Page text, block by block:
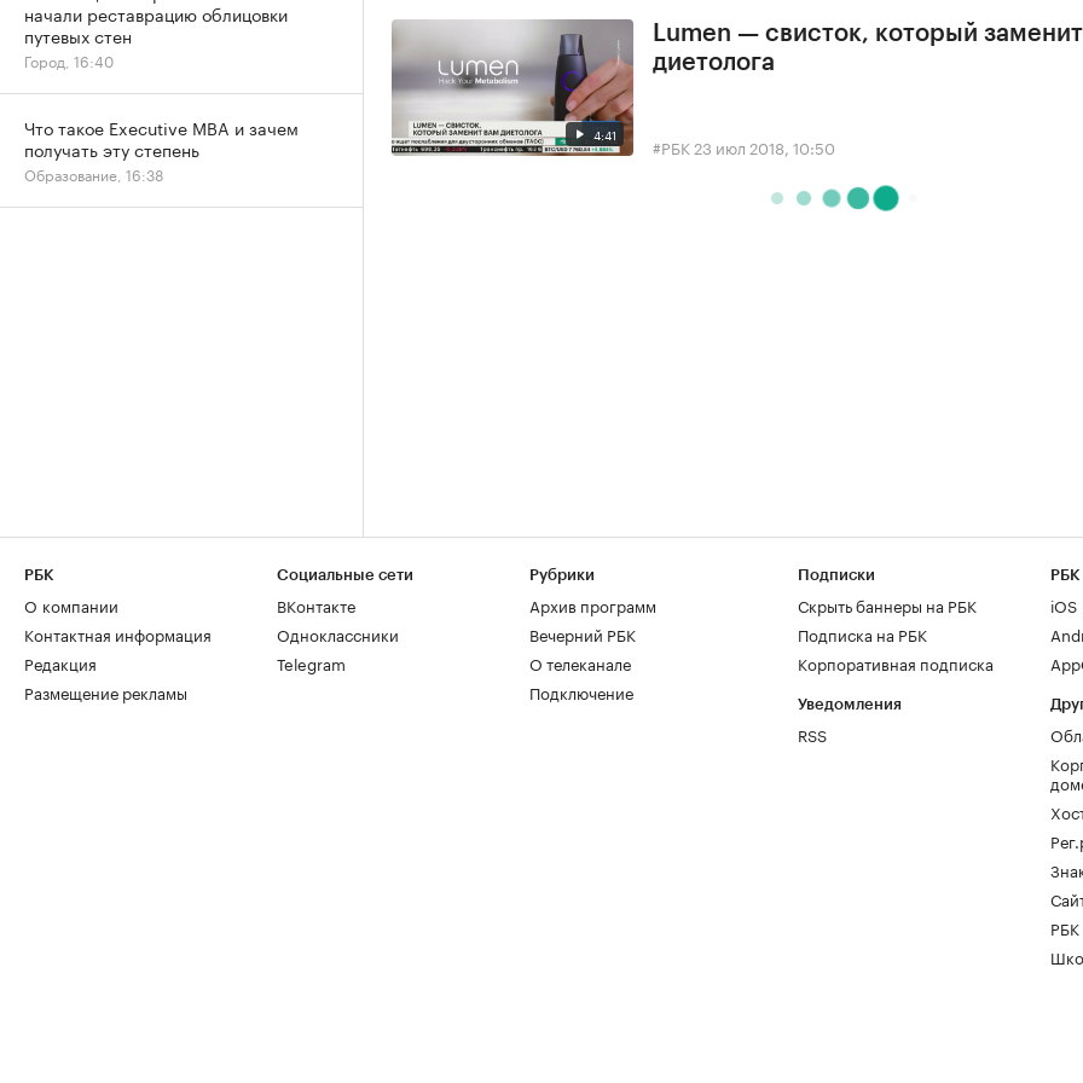
4:41
Lumen — свисток, который
диетолога
#РБК 23 июл 2018, 10:50
начали реставрацию облицовки
путевых стен
Город, 16:40
Что такое Executive MBA и зачем
получать эту степень
Образование, 16:38
РБК
О компании
Контактная информация
Редакция
Размещение рекламы
Социальные сети
ВКонтакте
Одноклассники
Telegram
Рубрики
Архив программ
Вечерний РБК
О телеканале
Подключение
Подписки
Скрыть баннеры на РБК
Подписка на РБК
Корпоративная подписка
Уведомления
RSS
РБК
iOS